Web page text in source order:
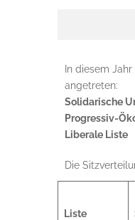
In diesem
angetreten:
Solidarische
Progressiv-
Liberale Liste
Die
Liste